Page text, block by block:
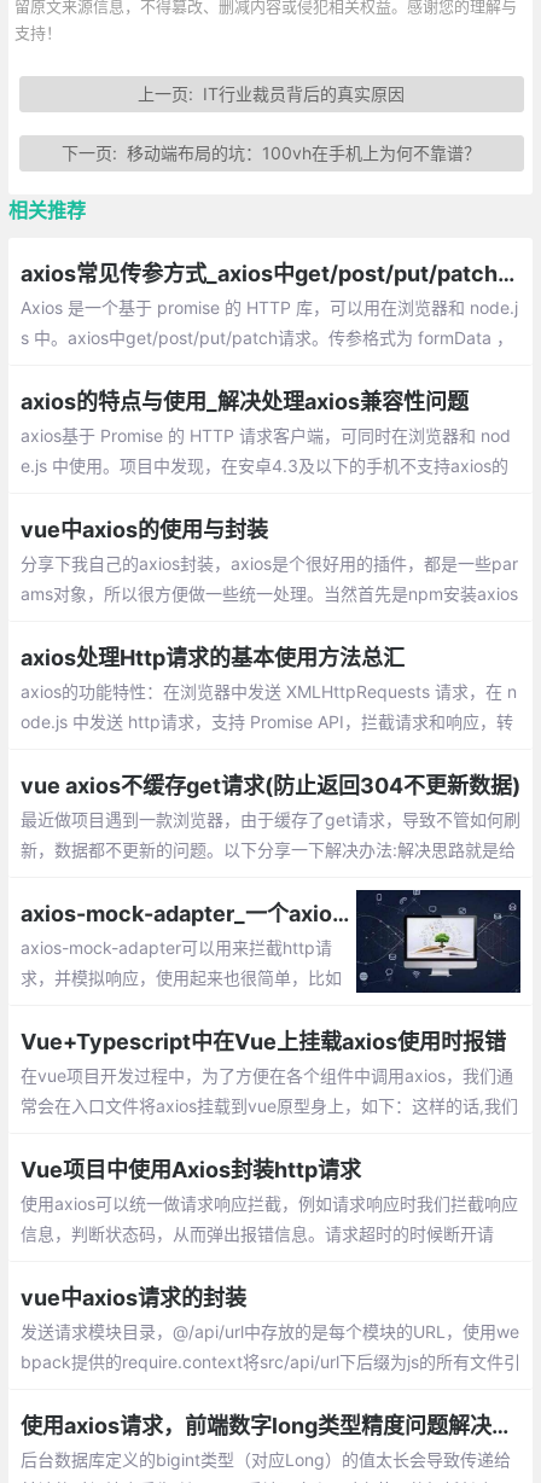
留原文来源信息，不得篡改、删减内容或侵犯相关权益。感谢您的理解与
支持！
上一页: IT行业裁员背后的真实原因
下一页:移动端布局的坑：100vh在手机上为何不靠谱？
相关推荐
axios常见传参方式_axios中get/post/put/patch请求
Axios 是一个基于 promise 的 HTTP 库，可以用在浏览器和 node.j
s 中。axios中get/post/put/patch请求。传参格式为 formData ，
axios的特点与使用_解决处理axios兼容性问题
axios基于 Promise 的 HTTP 请求客户端，可同时在浏览器和 nod
e.js 中使用。项目中发现，在安卓4.3及以下的手机不支持axios的
vue中axios的使用与封装
分享下我自己的axios封装，axios是个很好用的插件，都是一些par
ams对象，所以很方便做一些统一处理。当然首先是npm安装axios
axios处理Http请求的基本使用方法总汇
axios的功能特性：在浏览器中发送 XMLHttpRequests 请求，在 n
ode.js 中发送 http请求，支持 Promise API，拦截请求和响应，转
受 XSRF 攻击
vue axios不缓存get请求(防止返回304不更新数据)
最近做项目遇到一款浏览器，由于缓存了get请求，导致不管如何刷
新，数据都不更新的问题。以下分享一下解决办法:解决思路就是给
axios-mock-adapter_一个axios调试好用的工具
axios-mock-adapter可以用来拦截http请
求，并模拟响应，使用起来也很简单，比如
4找不到、403禁止访问、500服务器错误、
503服务不可用、504网关超时等等，你都
能模拟出来
Vue+Typescript中在Vue上挂载axios使用时报错
在vue项目开发过程中，为了方便在各个组件中调用axios，我们通
常会在入口文件将axios挂载到vue原型身上，如下：这样的话,我们
Vue项目中使用Axios封装http请求
使用axios可以统一做请求响应拦截，例如请求响应时我们拦截响应
信息，判断状态码，从而弹出报错信息。请求超时的时候断开请
vue中axios请求的封装
发送请求模块目录，@/api/url中存放的是每个模块的URL，使用we
bpack提供的require.context将src/api/url下后缀为js的所有文件引
的对象如下:
使用axios请求，前端数字long类型精度问题解决方法
后台数据库定义的bigint类型（对应Long）的值太长会导致传递给